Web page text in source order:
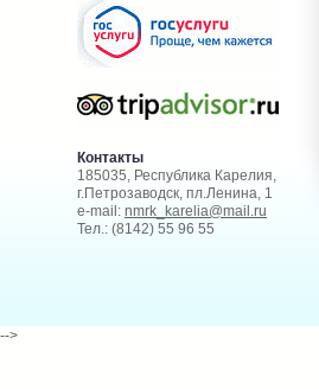
Контакты
185035, Республика Карелия,
г.Петрозаводск, пл.Ленина, 1
e-mail: nmrk_karelia@mail.ru
Тел.: (8142) 55 96 55
-->